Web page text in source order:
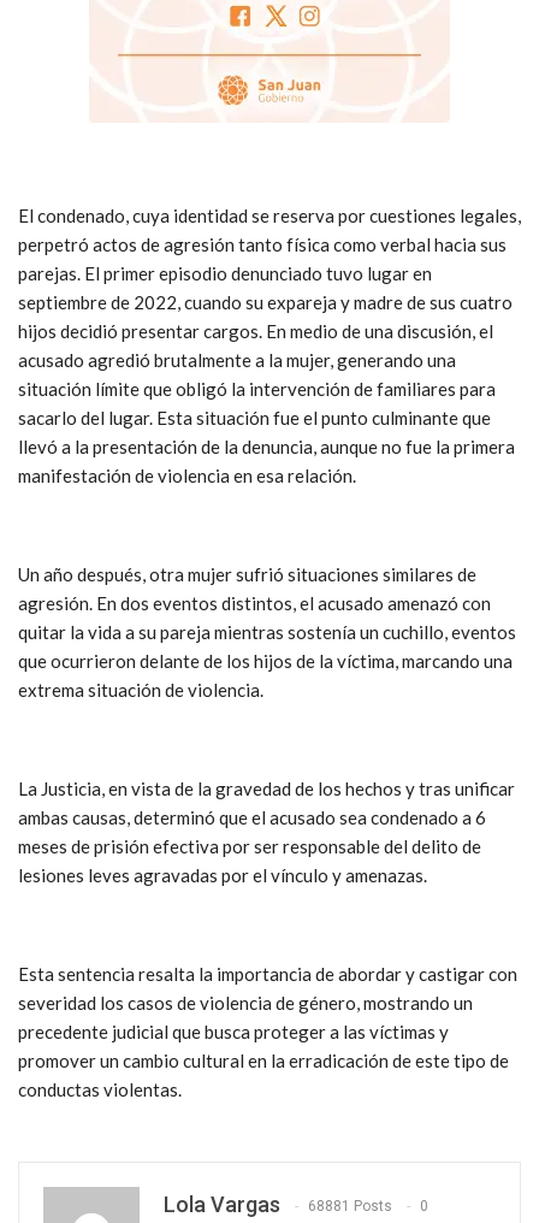
El condenado, cuya identidad se reserva por cuestiones legales,
perpetró actos de agresión tanto física como verbal hacia sus
parejas. El primer episodio denunciado tuvo lugar en
septiembre de 2022, cuando su expareja y madre de sus cuatro
hijos decidió presentar cargos. En medio de una discusión, el
acusado agredió brutalmente a la mujer, generando una
situación límite que obligó la intervención de familiares para
sacarlo del lugar. Esta situación fue el punto culminante que
llevó a la presentación de la denuncia, aunque no fue la primera
manifestación de violencia en esa relación.
Un año después, otra mujer sufrió situaciones similares de
agresión. En dos eventos distintos, el acusado amenazó con
quitar la vida a su pareja mientras sostenía un cuchillo, eventos
que ocurrieron delante de los hijos de la víctima, marcando una
extrema situación de violencia.
La Justicia, en vista de la gravedad de los hechos y tras unificar
ambas causas, determinó que el acusado sea condenado a 6
meses de prisión efectiva por ser responsable del delito de
lesiones leves agravadas por el vínculo y amenazas.
Esta sentencia resalta la importancia de abordar y castigar con
severidad los casos de violencia de género, mostrando un
precedente judicial que busca proteger a las víctimas y
promover un cambio cultural en la erradicación de este tipo de
conductas violentas.
Lola Vargas 68881 Posts 0